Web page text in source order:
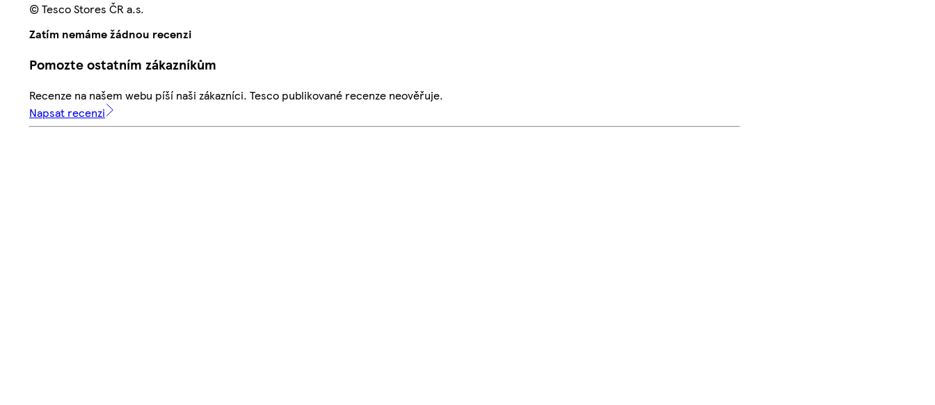
© Tesco Stores ČR a.s.
Zatím nemáme žádnou recenzi
Pomozte ostatním zákazníkům
Recenze na našem webu píší naši zákazníci. Tesco publikované recenze neověřuje.
Napsat recenzi